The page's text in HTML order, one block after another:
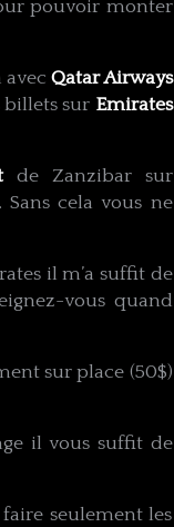
pouvoir monter
avecQatar Airways
billets sur Emirates
de Zanzibar sur
cela vous ne
il m’a suffit de
vous quand
sur place (50$)
il vous suffit de
seulement les